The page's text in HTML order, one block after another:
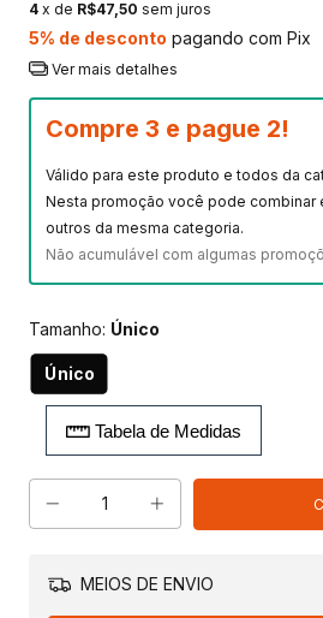
4 x de R$47,50 sem juros
5% de desconto pagando com Pix
Ver mais detalhes
Compre 3 e pague 2!
Válido para este produto e todos da
Nesta promoção você pode combinar
outros da mesma categoria.
Não acumulável com algumas
Tamanho: Único
Único
Tabela de Medidas
MEIOS DE ENVIO